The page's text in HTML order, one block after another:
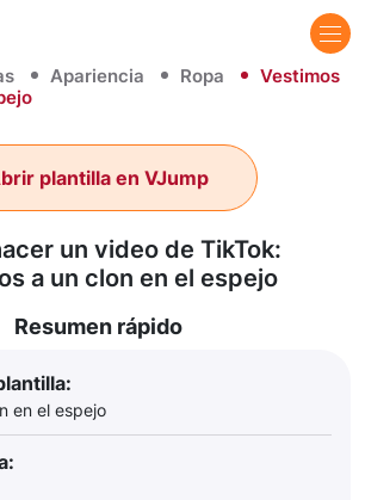
Apariencia Ropa
Vestimos
un video de TikTok:
a un clon en el espejo
plantilla en VJump
Resumen rápido
en el espejo